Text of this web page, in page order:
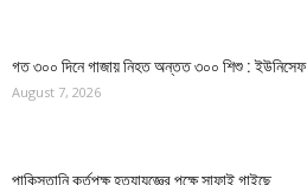
গত ৩০০ দিনে গাজায় নিহত অন্তত ৩০০ শিশু : ইউনিসেফ
August 7, 2026
পাকিস্তানি কর্তৃপক্ষ হত্যাযজ্ঞের পক্ষে সাফাই গাইছে